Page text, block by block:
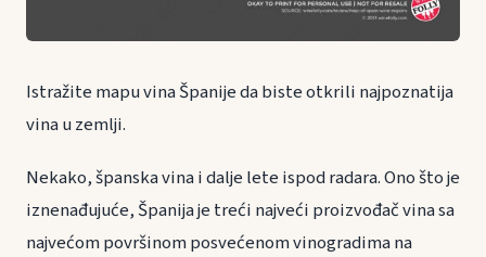
Istražite mapu vina Španije da biste otkrili najpoznatija
vina u zemlji.
Nekako, španska vina i dalje lete ispod radara. Ono što je
iznenađujuće, Španija je treći najveći proizvođač vina sa
najvećom površinom posvećenom vinogradima na